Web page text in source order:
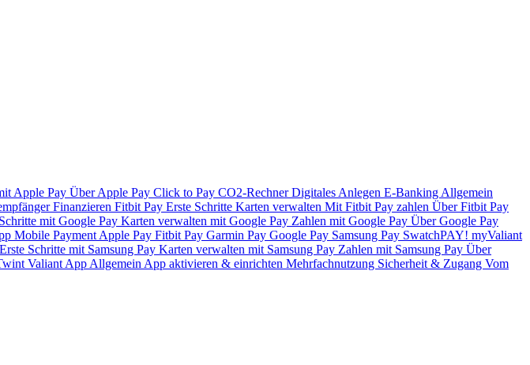
Apple Pay Über Apple Pay Click to Pay CO2-RechnerDigitales Anlegen E-Banking Allgemein
Finanzieren Fitbit Pay Erste Schritte Karten verwalten Mit Fitbit Pay zahlen Über Fitbit Pay
mit Google Pay Karten verwalten mit Google Pay Zahlen mit Google Pay Über Google Pay
Mobile Payment Apple Pay Fitbit Pay Garmin Pay Google Pay Samsung Pay SwatchPAY! myValiant
Erste Schritte mit Samsung Pay Karten verwalten mit Samsung Pay Zahlen mit Samsung Pay Über
Valiant App Allgemein App aktivieren & einrichten Mehrfachnutzung Sicherheit & Zugang Vom